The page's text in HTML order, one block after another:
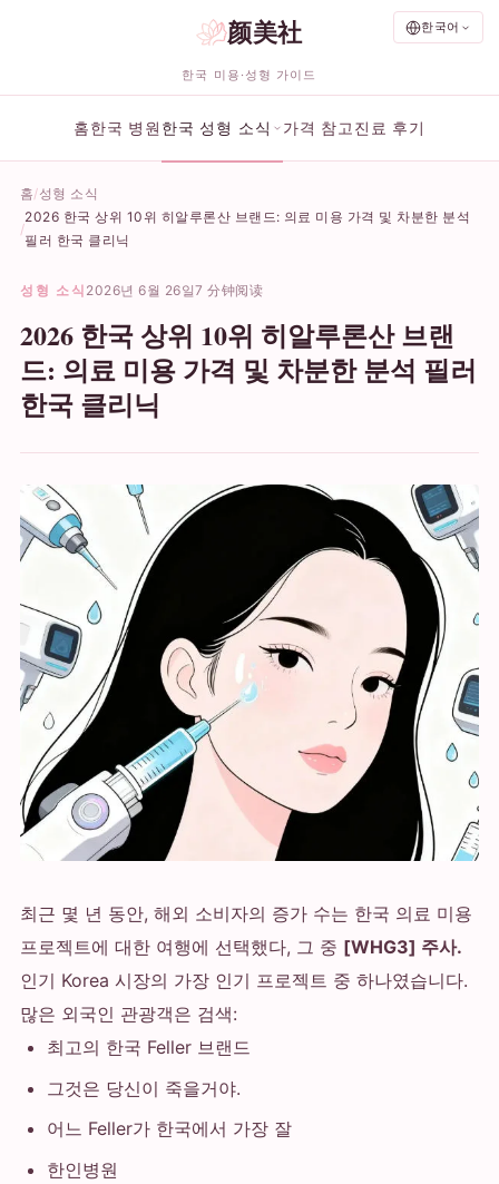
한국어
颜美社
한국 미용·성형 가이드
홈한국 병원 한국 성형 소식 가격 참고 진료 후기
홈 성형 소식
2026 한국 상위 10위 히알루론산 브랜드: 의료 미용 가격 및 차분한 분석
필러 한국 클리닉
성형 소식 2026년 6월 26일7 分钟阅读
2026 한국 상위 10위 히알루론산 브랜
드: 의료 미용 가격 및 차분한 분석 필러
한국 클리닉
최근 몇 년 동안, 해외 소비자의 증가 수는 한국 의료 미용
프로젝트에 대한 여행에 선택했다, 그 중 [WHG3] 주사.
인기 Korea 시장의 가장 인기 프로젝트 중 하나였습니다.
많은 외국인 관광객은 검색:
최고의 한국 Feller 브랜드
그것은 당신이 죽을거야.
어느 Feller가 한국에서 가장 잘
한인병원